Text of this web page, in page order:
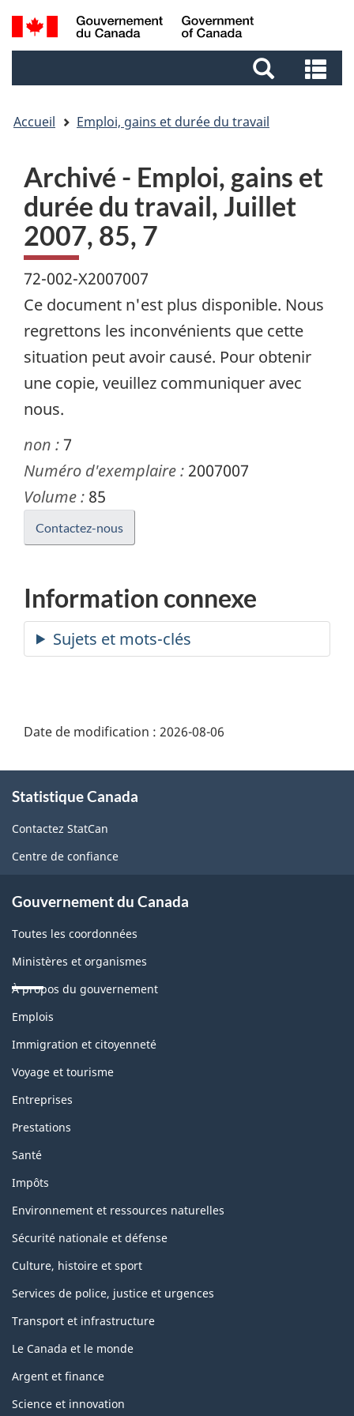
Aller
au
Aller
au
Passer
à
Recherche
et
et
Accueil Emploi, gains et durée du travail
Archivé - Emploi, gains et
durée du travail, Juillet
2007, 85, 7
72-002-X2007007
Ce document n'est plus disponible. Nous
regrettons les inconvénients que cette
situation peut avoir causé. Pour obtenir
une copie, veuillez communiquer avec
nous.
non :7
Numéro d'exemplaire : 2007007
Volume : 85
Contactez-nous
Information connexe
Date de modification : 2026-08-06
propos
de
ce
Statistique Canada
Contactez StatCan
Centre de confiance
Gouvernement du Canada
Toutes les coordonnées
Ministères et organismes
À propos du gouvernement
Thèmes
sujets
Emplois
Immigration et citoyenneté
Voyage et tourisme
Entreprises
Prestations
Santé
Impôts
Environnement et ressources naturelles
Sécurité nationale et défense
Culture, histoire et sport
Services de police, justice et urgences
Transport et infrastructure
Le Canada et le monde
Argent et finance
Science et innovation